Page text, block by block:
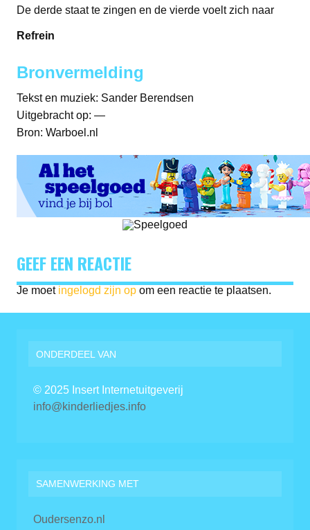
De derde staat te zingen en de vierde voelt zich naar
Refrein
Bronvermelding
Tekst en muziek: Sander Berendsen
Uitgebracht op: —
Bron: Warboel.nl
GEEF EEN REACTIE
Je moet ingelogd zijn op om een reactie te plaatsen.
ONDERDEEL VAN
© 2025 Insert Internetuitgeverij
info@kinderliedjes.info
SAMENWERKING MET
Oudersenzo.nl